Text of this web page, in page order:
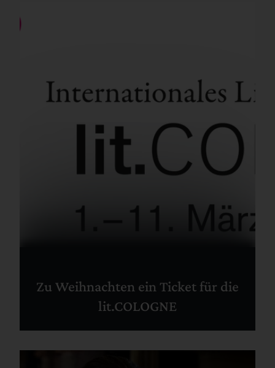
Zu Weihnachten ein Ticket für die
lit.COLOGNE